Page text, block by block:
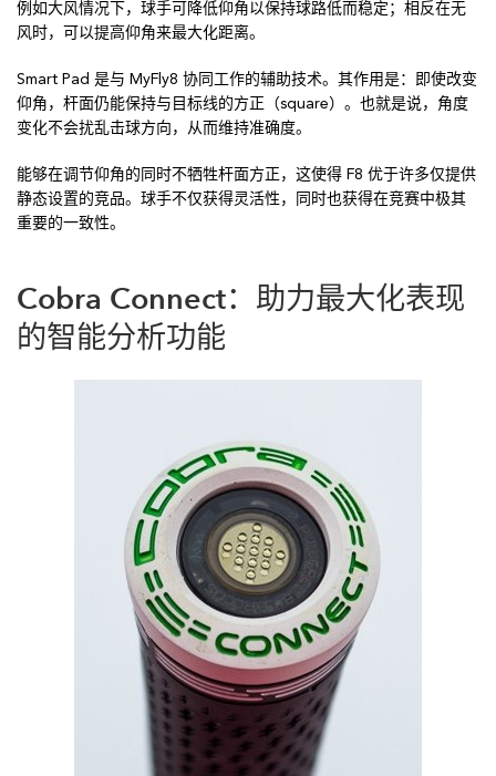
例如大风情况下，球手可降低仰角以保持球路低而稳定；相反在无
风时，可以提高仰角来最大化距离。
Smart Pad 是与 MyFly8 协同工作的辅助技术。其作用是：即使改变
仰角，杆面仍能保持与目标线的方正（square）。也就是说，角度
变化不会扰乱击球方向，从而维持准确度。
能够在调节仰角的同时不牺牲杆面方正，这使得 F8 优于许多仅提供
静态设置的竞品。球手不仅获得灵活性，同时也获得在竞赛中极其
重要的一致性。
Cobra Connect：助力最大化表现
的智能分析功能